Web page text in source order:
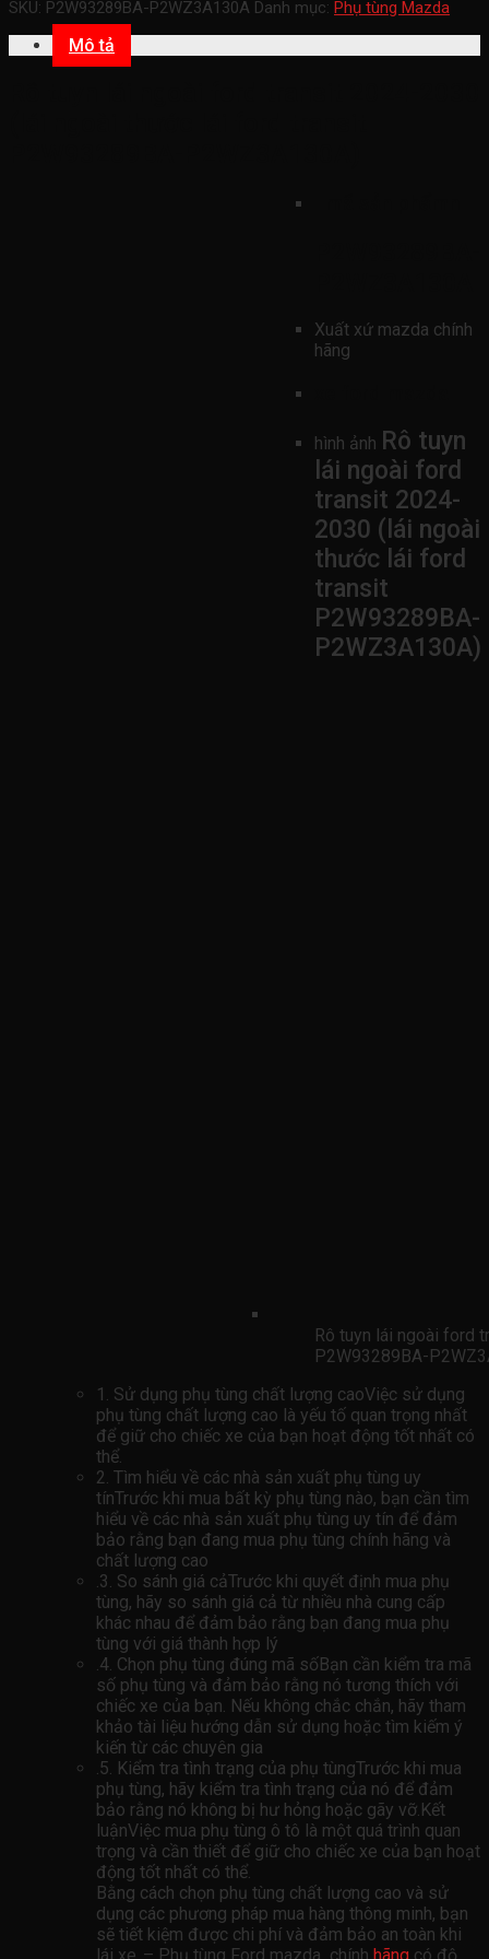
SKU: P2W93289BA-P2WZ3A130A Danh mục: Phụ tùng Mazda
Mô tả
Xuất xứ mazda chính
hãng
hình ảnh Rô tuyn
lái ngoài ford
transit 2024-
2030 (lái ngoài
thước lái ford
transit
P2W93289BA-
P2WZ3A130A)
Rô tuyn lái ngoài ford
P2W93289BA-
1. Sử dụng phụ tùng chất lượng caoViệc sử dụng
phụ tùng chất lượng cao là yếu tố quan trọng nhất
để giữ cho chiếc xe của bạn hoạt động tốt nhất có
thể.
2. Tìm hiểu về các nhà sản xuất phụ tùng uy
tínTrước khi mua bất kỳ phụ tùng nào, bạn cần tìm
hiểu về các nhà sản xuất phụ tùng uy tín để đảm
bảo rằng bạn đang mua phụ tùng chính hãng và
chất lượng cao
.3. So sánh giá cảTrước khi quyết định mua phụ
tùng, hãy so sánh giá cả từ nhiều nhà cung cấp
khác nhau để đảm bảo rằng bạn đang mua phụ
tùng với giá thành hợp lý
.4. Chọn phụ tùng đúng mã sốBạn cần kiểm tra mã
số phụ tùng và đảm bảo rằng nó tương thích với
chiếc xe của bạn. Nếu không chắc chắn, hãy tham
khảo tài liệu hướng dẫn sử dụng hoặc tìm kiếm ý
kiến ​​từ các chuyên gia
.5. Kiểm tra tình trạng của phụ tùngTrước khi mua
phụ tùng, hãy kiểm tra tình trạng của nó để đảm
bảo rằng nó không bị hư hỏng hoặc gãy vỡ.Kết
luậnViệc mua phụ tùng ô tô là một quá trình quan
trọng và cần thiết để giữ cho chiếc xe của bạn hoạt
động tốt nhất có thể.
Bằng cách chọn phụ tùng chất lượng cao và sử
dụng các phương pháp mua hàng thông minh, bạn
sẽ tiết kiệm được chi phí và đảm bảo an toàn khi